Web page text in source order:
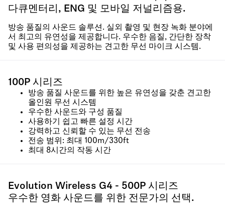
다큐멘터리, ENG 및 모바일 저널리즘용.
방송 품질의 사운드 솔루션. 실외 촬영 및 현장 녹화 분야에
서 최고의 유연성을 제공합니다. 우수한 음질, 간단한 장착
및 사용 편의성을 제공하는 견고한 무선 마이크 시스템.
100P 시리즈
방송 품질 사운드를 위한 높은 유연성을 갖춘 견고한
올인원 무선 시스템
우수한 사운드와 구성 품질
사용하기 쉽고 빠른 설정 시간
강력하고 신뢰할 수 있는 무선 전송
전송 범위: 최대 100m/330ft
최대 8시간의 작동 시간
Evolution Wireless G4 - 500P 시리즈
우수한 영화 사운드를 위한 전문가의 선택.